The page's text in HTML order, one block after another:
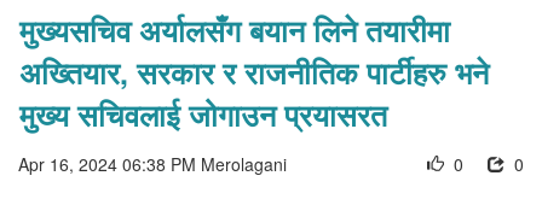
मुख्यसचिव अर्यालसँग बयान लिने तयारीमा
अख्तियार, सरकार र राजनीतिक पार्टीहरु भने
मुख्य सचिवलाई जोगाउन प्रयासरत
Apr 16, 2024 06:38 PM Merolagani 0
0